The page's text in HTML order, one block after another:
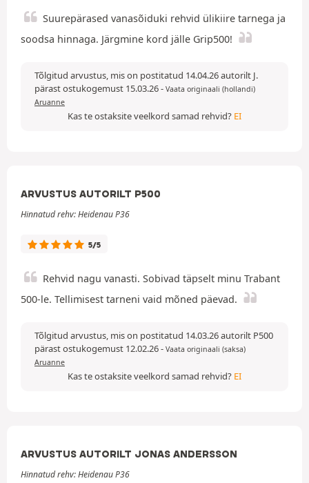
Suurepärased vanasõiduki rehvid ülikiire tarnega ja
soodsa hinnaga. Järgmine kord jälle Grip500!
Tõlgitud arvustus, mis on postitatud 14.04.26 autorilt J.
pärast ostukogemust 15.03.26- Vaata originaali (hollandi)
Aruanne
Kas te ostaksite veelkord samad rehvid? EI
ARVUSTUS AUTORILT P500
Hinnatud rehv: Heidenau P36
5/5
Rehvid nagu vanasti. Sobivad täpselt minu Trabant
500-le. Tellimisest tarneni vaid mõned päevad.
Tõlgitud arvustus, mis on postitatud 14.03.26 autorilt P500
pärast ostukogemust 12.02.26- Vaata originaali (saksa)
Aruanne
Kas te ostaksite veelkord samad rehvid? EI
ARVUSTUS AUTORILT JONAS ANDERSSON
Hinnatud rehv: Heidenau P36